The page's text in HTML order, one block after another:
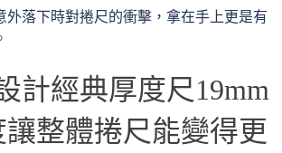
外落下時對捲尺的衝擊，拿在手上更是有